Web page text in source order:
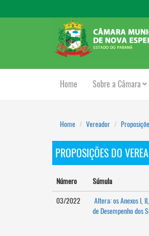
Home Sobre a Câmara
Home Vereador
PROPOSIÇÕES DO
Número
Súmula
03/2022
Altera: os Anexos I,
de Desempenho dos